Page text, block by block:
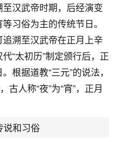
汉武帝时期，后经演变
习俗为主的传统节日。
溯至汉武帝在正月上辛
“太初历”制定颁行后，正
根据道教“三元”的说法，
古人称“夜”为“宵”，正月
说和习俗
找慧来老师跟进的，选
日子，哪哪都看了，虽然
家生意还可以，前几天又
，希望财运更好一点！
18
不上学，一说她就要死要活
投医，这半年来，法事一个个